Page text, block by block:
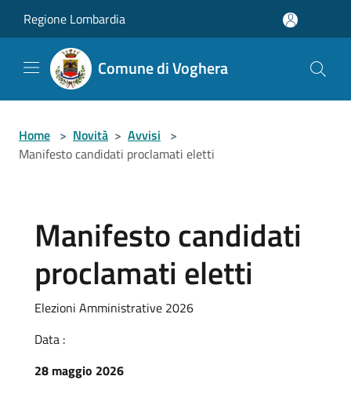
Regione Lombardia
Comune di Voghera
Home > Novità > Avvisi >
Manifesto candidati proclamati eletti
Manifesto candidati
proclamati eletti
Elezioni Amministrative 2026
Data :
28 maggio 2026